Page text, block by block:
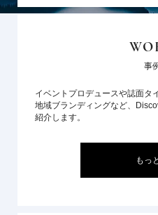
事
イベントプロデュースや誌面タ
地域ブランディングなど、
紹介します。
もっ